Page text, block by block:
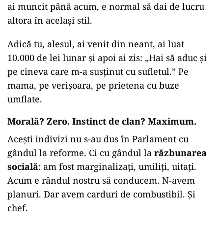
ai muncit până acum, e normal să dai de lucru
altora în același stil.
Adică tu, alesul, ai venit din neant, ai luat
10.000 de lei lunar și apoi ai zis: „Hai să aduc și
pe cineva care m-a susținut cu sufletul.” Pe
mama, pe verișoara, pe prietena cu buze
umflate.
Morală? Zero. Instinct de clan? Maximum.
Acești indivizi nu s-au dus în Parlament cu
gândul la reforme. Ci cu gândul la răzbunarea
socială: am fost marginalizați, umiliți, uitați.
Acum e rândul nostru să conducem. N-avem
planuri. Dar avem carduri de combustibil. Și
chef.